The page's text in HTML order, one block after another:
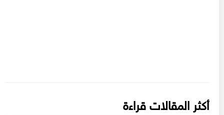
أكثر المقالات قراءة